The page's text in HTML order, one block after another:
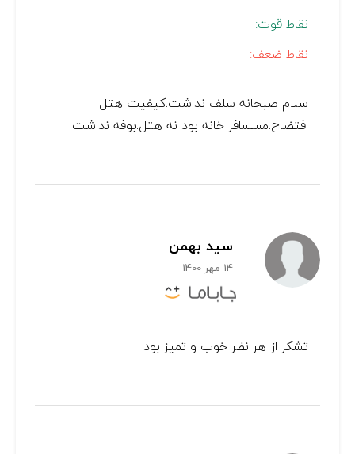
نقاط قوت:
نقاط ضعف:
سلام صبحانه سلف نداشت.کیفیت هتل
افتضاح.مسسافر خانه بود نه هتل.بوفه نداشت.
سید بهمن
14 مهر 1400
تشکر از هر نظر خوب و تمیز بود